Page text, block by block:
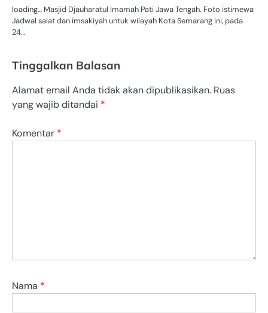
loading… Masjid Djauharatul Imamah Pati Jawa Tengah. Foto istimewa
Jadwal salat dan imsakiyah untuk wilayah Kota Semarang ini, pada
24…
Tinggalkan Balasan
Alamat email Anda tidak akan dipublikasikan. Ruas
yang wajib ditandai *
Komentar *
Nama *